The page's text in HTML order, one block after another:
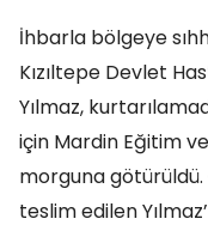
İhbarla bölgeye
Kızıltepe Devlet
Yılmaz,
için Mardin Eğitim
morguna
teslim edilen